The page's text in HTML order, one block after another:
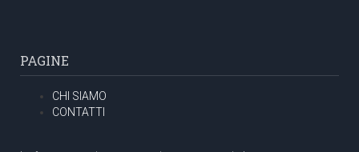
PAGINE
CHI SIAMO
CONTATTI